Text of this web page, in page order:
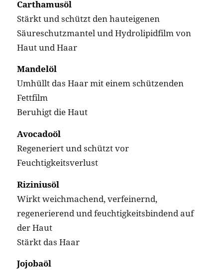
Carthamusöl
Stärkt und schützt den hauteigenen
Säureschutzmantel und Hydrolipidfilm von
Haut und Haar
Mandelöl
Umhüllt das Haar mit einem schützenden
Fettfilm
Beruhigt die Haut
Avocadoöl
Regeneriert und schützt vor
Feuchtigkeitsverlust
Riziniusöl
Wirkt weichmachend, verfeinernd,
regenerierend und feuchtigkeitsbindend auf
der Haut
Stärkt das Haar
Jojobaöl